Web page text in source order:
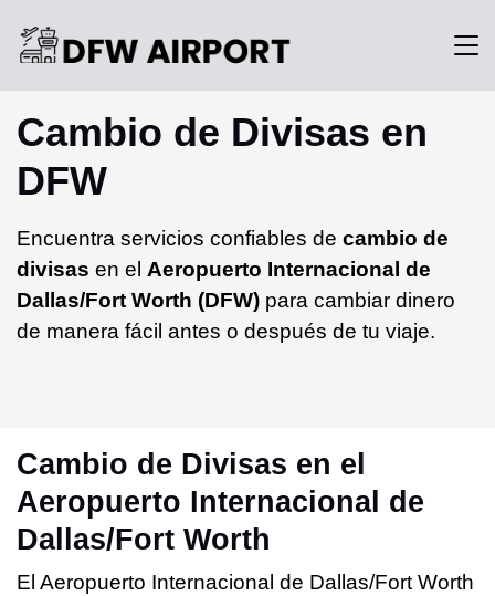
Cambio de Divisas en
DFW
Encuentra servicios confiables de cambio de
divisas en el Aeropuerto Internacional de
Dallas/Fort Worth (DFW) para cambiar dinero
de manera fácil antes o después de tu viaje.
Cambio de Divisas en el
Aeropuerto Internacional de
Dallas/Fort Worth
El Aeropuerto Internacional de Dallas/Fort Worth